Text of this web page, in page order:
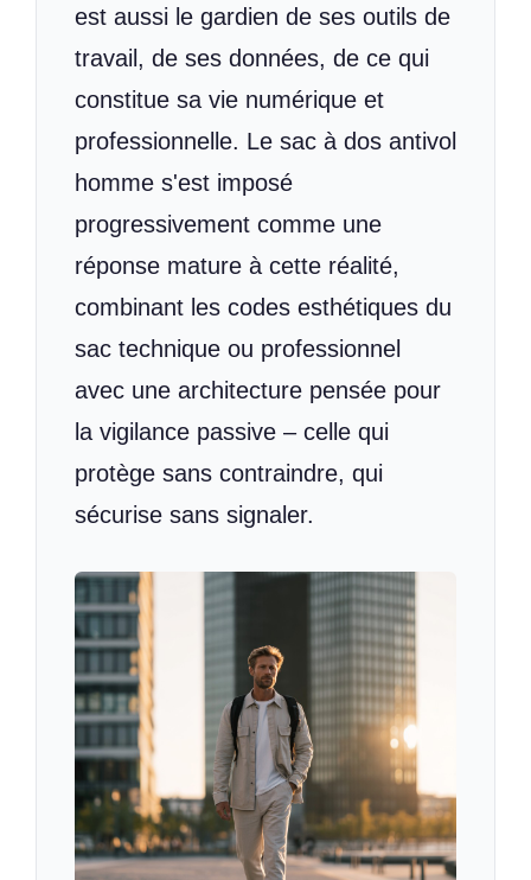
est aussi le gardien de ses outils de
travail, de ses données, de ce qui
constitue sa vie numérique et
professionnelle. Le sac à dos antivol
homme s'est imposé
progressivement comme une
réponse mature à cette réalité,
combinant les codes esthétiques du
sac technique ou professionnel
avec une architecture pensée pour
la vigilance passive – celle qui
protège sans contraindre, qui
sécurise sans signaler.